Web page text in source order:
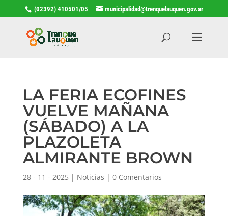
(02392) 410501/05 municipalidad@trenquelauquen.gov.ar
LA FERIA ECOFINES
VUELVE MAÑANA
(SÁBADO) A LA
PLAZOLETA
ALMIRANTE BROWN
28 - 11 - 2025| Noticias | 0 Comentarios